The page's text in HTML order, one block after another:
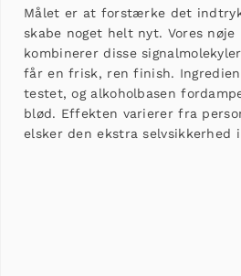
Målet er at forstærke det
skabe noget helt nyt. Vores nøje
kombinerer disse
får en frisk, ren finish.
testet, og alkoholbasen
blød. Effekten varierer fra
elsker den ekstra selvsikkerhed